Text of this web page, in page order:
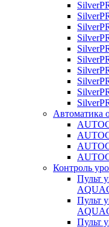
Автоматика
Контроль
Пульт
Пульт
Пульт